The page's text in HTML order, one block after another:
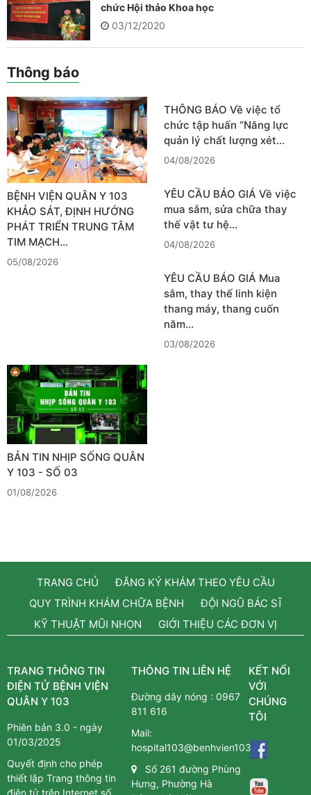
chức Hội thảo Khoa học
03/12/2020
Thông báo
BỆNH VIỆN QUÂN Y 103
KHẢO SÁT, ĐỊNH HƯỚNG
PHÁT TRIỂN TRUNG TÂM
TIM MẠCH…
05/08/2026
THÔNG BÁO Về việc tổ
chức tập huấn “Năng lực
quản lý chất lượng xét…
04/08/2026
YÊU CẦU BÁO GIÁ Về việc
mua sắm, sửa chữa thay
thế vật tư hệ…
04/08/2026
YÊU CẦU BÁO GIÁ Mua
sắm, thay thế linh kiện
thang máy, thang cuốn
năm…
03/08/2026
BẢN TIN NHỊP SỐNG QUÂN
Y 103 - SỐ 03
01/08/2026
TRANG CHỦ
ĐĂNG KÝ KHÁM THEO YÊU CẦU
QUY TRÌNH KHÁM CHỮA BỆNH
ĐỘI NGŨ BÁC SĨ
KỸ THUẬT MŨI NHỌN
GIỚI THIỆU CÁC ĐƠN VỊ
TRANG THÔNG TIN
ĐIỆN TỬ BỆNH VIỆN
QUÂN Y 103
Phiên bản 3.0 - ngày
01/03/2025
Quyết định cho phép
thiết lập Trang thông tin
điện tử trên Internet số
THÔNG TIN LIÊN HỆ
Đường dây nóng :0967
811 616
Mail:
hospital103@benhvien103.vn
Số 261 đường Phùng
Hưng, Phường Hà
KẾT NỐI
VỚI
CHÚNG
TÔI